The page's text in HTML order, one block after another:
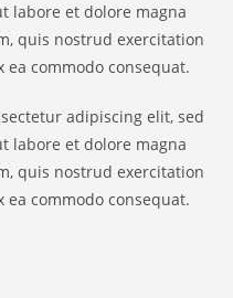
labore et dolore magna
quis nostrud exercitation
commodo consequat.
adipiscing elit, sed
labore et dolore magna
quis nostrud exercitation
commodo consequat.